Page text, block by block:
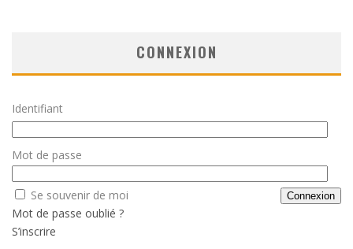
CONNEXION
Identifiant
Mot de passe
Se souvenir de moi
Mot de passe oublié ?
S’inscrire